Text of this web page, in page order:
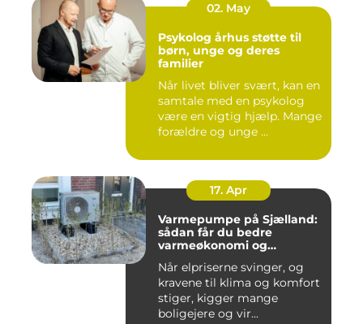
02. May
Psykolog århus støtte til
børn, unge og deres
familier
Når livet bliver svært, kan en
samtale med en psykolog
være en vigtig hjælp. Mange
forældre og unge ...
17. Apr
Varmepumpe på Sjælland:
sådan får du bedre
varmeøkonomi og
Når elpriserne svinger, og
kravene til klima og komfort
stiger, kigger mange
boligejere og vir...